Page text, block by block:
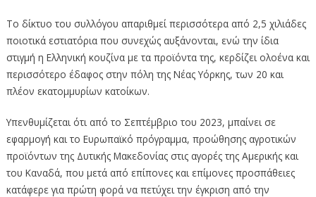
Το δίκτυο του συλλόγου απαριθμεί περισσότερα από 2,5 χιλιάδες
ποιοτικά εστιατόρια που συνεχώς αυξάνονται, ενώ την ίδια
στιγμή η Ελληνική κουζίνα με τα προϊόντα της, κερδίζει ολοένα και
περισσότερο έδαφος στην πόλη της Νέας Υόρκης, των 20 και
πλέον εκατομμυρίων κατοίκων.
Υπενθυμίζεται ότι από το Σεπτέμβριο του 2023, μπαίνει σε
εφαρμογή και το Ευρωπαϊκό πρόγραμμα, προώθησης αγροτικών
προϊόντων της Δυτικής Μακεδονίας στις αγορές της Αμερικής και
του Καναδά, που μετά από επίπονες και επίμονες προσπάθειες
κατάφερε για πρώτη φορά να πετύχει την έγκριση από την